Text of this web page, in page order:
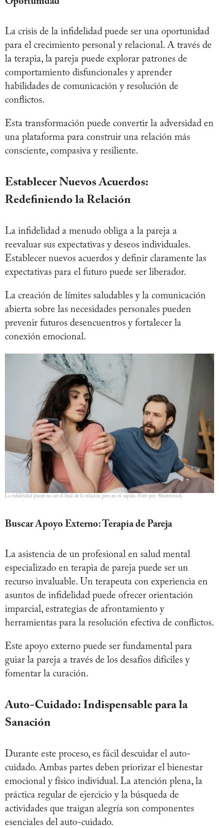
La crisis de la infidelidad puede ser una oportunidad
para el crecimiento personal y relacional. A través de
la terapia, la pareja puede explorar patrones de
comportamiento disfuncionales y aprender
habilidades de comunicación y resolución de
conflictos.
Esta transformación puede convertir la adversidad en
una plataforma para construir una relación más
consciente, compasiva y resiliente.
Establecer Nuevos Acuerdos:
Redefiniendo la Relación
La infidelidad a menudo obliga a la pareja a
reevaluar sus expectativas y deseos individuales.
Establecer nuevos acuerdos y definir claramente las
expectativas para el futuro puede ser liberador.
La creación de límites saludables y la comunicación
abierta sobre las necesidades personales pueden
prevenir futuros desencuentros y fortalecer la
conexión emocional.
La infidelidad puede no ser el final de la relación pero no es rápido. Foto por: Shutterstock
Buscar Apoyo Externo: Terapia de Pareja
La asistencia de un profesional en salud mental
especializado en terapia de pareja puede ser un
recurso invaluable. Un terapeuta con experiencia en
asuntos de infidelidad puede ofrecer orientación
imparcial, estrategias de afrontamiento y
herramientas para la resolución efectiva de conflictos.
Este apoyo externo puede ser fundamental para
guiar la pareja a través de los desafíos difíciles y
fomentar la curación.
Auto-Cuidado: Indispensable para la
Sanación
Durante este proceso, es fácil descuidar el auto-
cuidado. Ambas partes deben priorizar el bienestar
emocional y físico individual. La atención plena, la
práctica regular de ejercicio y la búsqueda de
actividades que traigan alegría son componentes
esenciales del auto-cuidado.